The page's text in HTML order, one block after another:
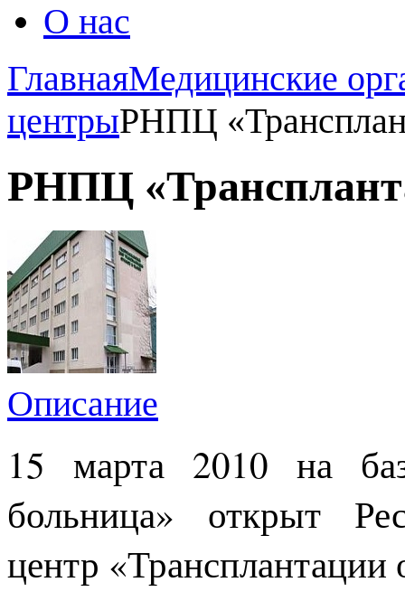
О нас
ГлавнаяМедицинские
центрыРНПЦ
РНПЦ
Описание
15 марта 2010 на
больница» открыт
центр «Трансплантации